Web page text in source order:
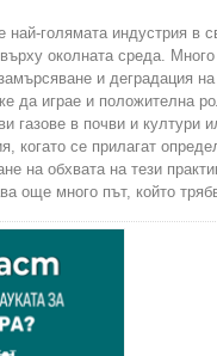
най-голямата индустрия в
околната среда. Много
и деградация
да играе и положителна
газове в почви и култури
когато се прилагат
на обхвата на тези
още много път, който